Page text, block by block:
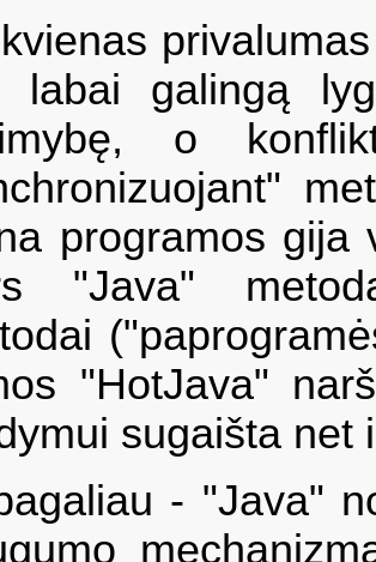
labai galingą
o
programos gija
"Java"
"HotJava"
sugaišta net
- "Java"